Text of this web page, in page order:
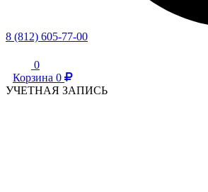
8 (812) 605-77-00
0
Корзина 0
УЧЕТНАЯ ЗАПИСЬ